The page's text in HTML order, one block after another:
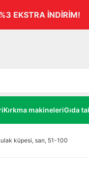
%3 EKSTRA İNDİRİM!
Kırkma makineleriGıda
küpesi, sarı, 51-100